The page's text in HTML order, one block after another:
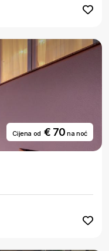
Cijena od € 70na noć